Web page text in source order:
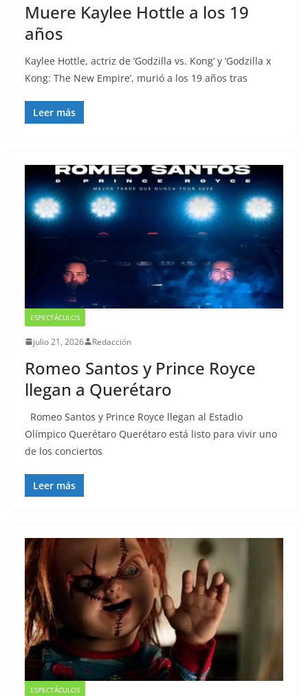
Muere Kaylee Hottle a los 19
años
Kaylee Hottle, actriz de ‘Godzilla vs. Kong’ y ‘Godzilla x
Kong: The New Empire’, murió a los 19 años tras
Leer más
ESPECTÁCULOS
julio 21, 2026 Redacción
Romeo Santos y Prince Royce
llegan a Querétaro
Romeo Santos y Prince Royce llegan al Estadio
Olímpico Querétaro Querétaro está listo para vivir uno
de los conciertos
Leer más
ESPECTÁCULOS